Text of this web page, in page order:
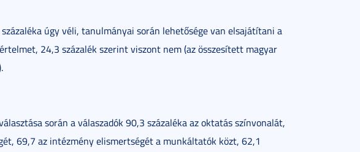
úgy véli, tanulmányai során lehetősége van elsajátítani a
24,3 százalék szerint viszont nem (az összesített magyar
során a válaszadók 90,3 százaléka az oktatás színvonalát,
69,7 az intézmény elismertségét a munkáltatók közt, 62,1